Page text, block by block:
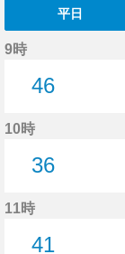
平日
9時
46
10時
36
11時
41